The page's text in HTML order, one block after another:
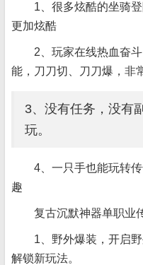
1、很多炫酷的坐骑
更加炫酷
2、玩家在线热血奋
能，刀刀切、刀刀爆，非
3、没有任务，没有
玩。
4、一只手也能玩转
趣
复古沉默神器单职业
1、野外爆装，开启
解锁新玩法。